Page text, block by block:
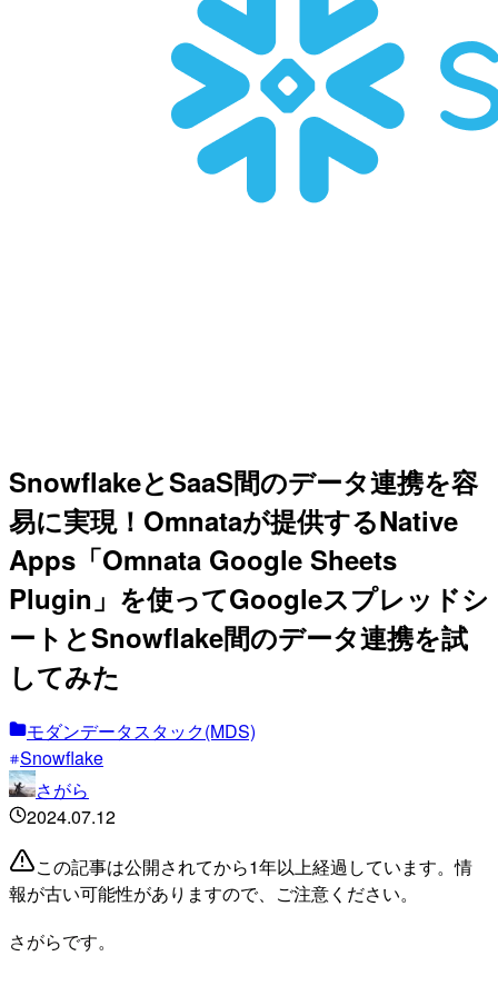
SnowflakeとSaaS間のデータ連携を容
易に実現！Omnataが提供するNative
Apps「Omnata Google Sheets
Plugin」を使ってGoogleスプレッドシ
ートとSnowflake間のデータ連携を試
してみた
モダンデータスタック(MDS)
Snowflake
さがら
2024.07.12
この記事は公開されてから1年以上経過しています。情
報が古い可能性がありますので、ご注意ください。
さがらです。